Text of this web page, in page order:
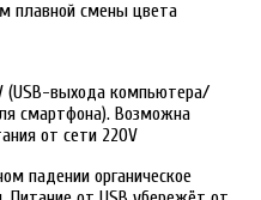
плавной смены цвета
(USB-выхода компьютера/
смартфона). Возможна
от сети 220V
падении органическое